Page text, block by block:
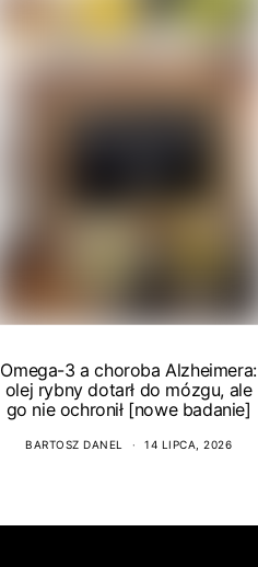
Omega-3 a choroba Alzheimera:
olej rybny dotarł do mózgu, ale
go nie ochronił [nowe badanie]
BARTOSZ DANEL 14 LIPCA, 2026